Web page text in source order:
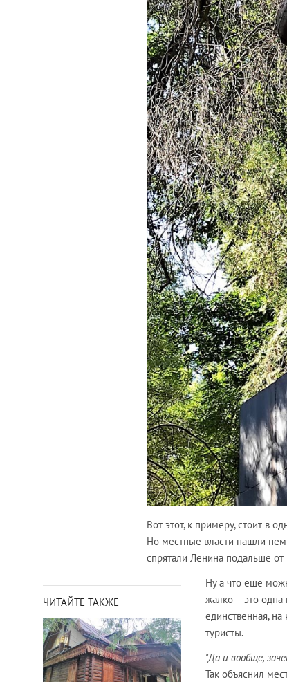
Вот этот, к примеру, стоит в
Но местные власти нашли
спрятали Ленина подальше от
ЧИТАЙТЕ ТАКЖЕ
Ну а что еще
жалко – это
единственная,
туристы.
"Да и вообще,
Так объяснил